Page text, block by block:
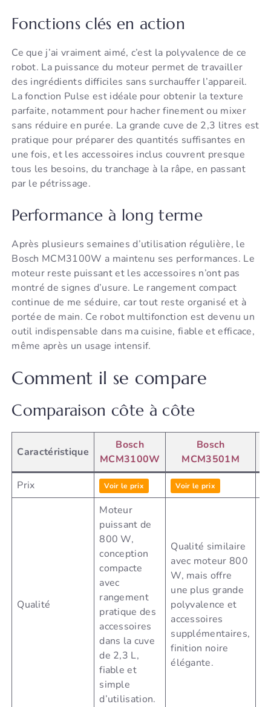
Fonctions clés en action
Ce que j’ai vraiment aimé, c’est la polyvalence de ce
robot. La puissance du moteur permet de travailler
des ingrédients difficiles sans surchauffer l’appareil.
La fonction Pulse est idéale pour obtenir la texture
parfaite, notamment pour hacher finement ou mixer
sans réduire en purée. La grande cuve de 2,3 litres est
pratique pour préparer des quantités suffisantes en
une fois, et les accessoires inclus couvrent presque
tous les besoins, du tranchage à la râpe, en passant
par le pétrissage.
Performance à long terme
Après plusieurs semaines d’utilisation régulière, le
Bosch MCM3100W a maintenu ses performances. Le
moteur reste puissant et les accessoires n’ont pas
montré de signes d’usure. Le rangement compact
continue de me séduire, car tout reste organisé et à
portée de main. Ce robot multifonction est devenu un
outil indispensable dans ma cuisine, fiable et efficace,
même après un usage intensif.
Comment il se compare
Comparaison côte à côte
Caractéristique
Bosch
MCM3100W
Bosch
MCM3501M
Prix
Voir le prix Voir le prix
Qualité
Moteur
puissant de
800 W,
conception
compacte
avec
rangement
pratique des
accessoires
dans la cuve
de 2,3 L,
fiable et
simple
d’utilisation.
Qualité similaire
avec moteur 800
W, mais offre
une plus grande
polyvalence et
accessoires
supplémentaires,
finition noire
élégante.